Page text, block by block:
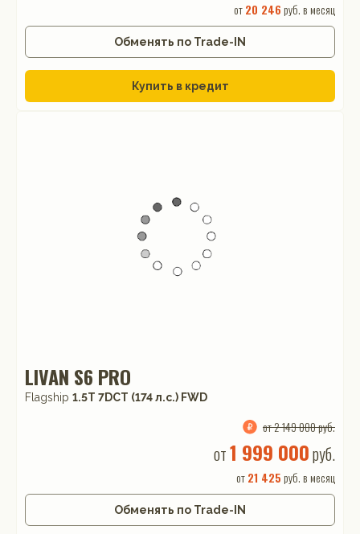
от20 246 руб. в месяц
Обменять по Trade-IN
Купить в кредит
LIVAN S6 PRO
Flagship 1.5T 7DCT (174 л.с.) FWD
от 2 149 000 руб.
от1 999 000руб.
от21 425 руб. в месяц
Обменять по Trade-IN